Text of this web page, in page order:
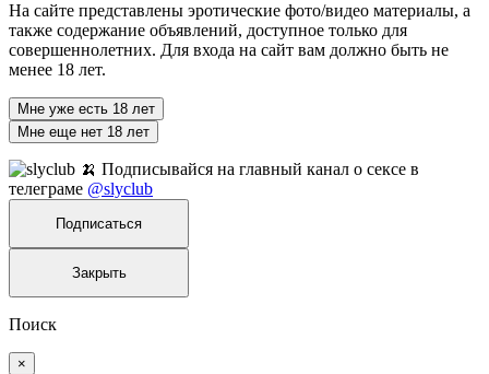
На сайте представлены эротические фото/видео материалы, а
также содержание объявлений, доступное только для
совершеннолетних. Для входа на сайт вам должно быть не
менее 18 лет.
Мне уже есть 18 лет
Мне еще нет 18 лет
🍌 Подписывайся на главный канал о сексе в
телеграме @slyclub
Подписаться
Закрыть
Поиск
×